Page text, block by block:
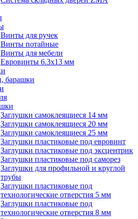
Винты для ручек
Винты потайные
Винты для мебели
Евровинты 6.3х13 мм
барашки
Заглушки самоклеящиеся 14 мм
Заглушки самоклеящиеся 20 мм
Заглушки самоклеящиеся 25 мм
Заглушки пластиковые под евровинт
Заглушки пластиковые под эксцентрик
Заглушки пластиковые под саморез
Заглушки для профильной и круглой
трубы
Заглушки пластиковые под
технологические отверстия 5 мм
Заглушки пластиковые под
технологические отверстия 8 мм